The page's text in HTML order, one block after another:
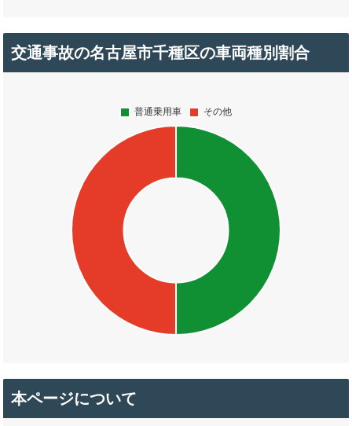
交通事故の名古屋市千種区の車両種別割合
本ページについて